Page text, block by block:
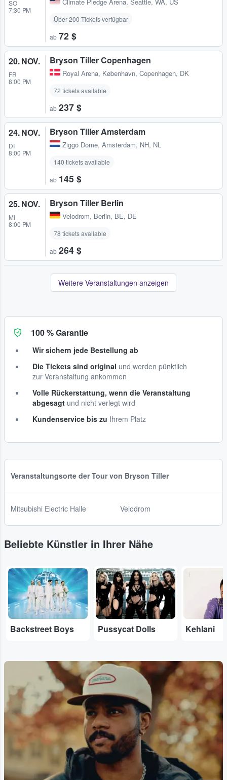
SO
7:30 PM
Über 200 Tickets verfügbar
ab 72 $
20. NOV.
FR
8:00 PM
Bryson Tiller Copenhagen
Royal Arena, København, Copenhagen, DK
72 tickets available
ab 237 $
24. NOV.
DI
8:00 PM
Bryson Tiller Amsterdam
Ziggo Dome, Amsterdam, NH, NL
140 tickets available
ab 145 $
25. NOV.
MI
8:00 PM
Bryson Tiller Berlin
Velodrom, Berlin, BE, DE
78 tickets available
ab 264 $
Weitere Veranstaltungen anzeigen
100 % Garantie
Wir sichern jede Bestellung ab
Die Tickets sind original und werden pünktlich
zur Veranstaltung ankommen
Volle Rückerstattung, wenn die Veranstaltung
abgesagt und nicht verlegt wird
Kundenservice bis zu Ihrem Platz
Veranstaltungsorte der Tour von Bryson Tiller
Mitsubishi Electric Halle Velodrom
Beliebte Künstler in Ihrer Nähe
...
Backstreet Boys
...
Pussycat Dolls Kehlani